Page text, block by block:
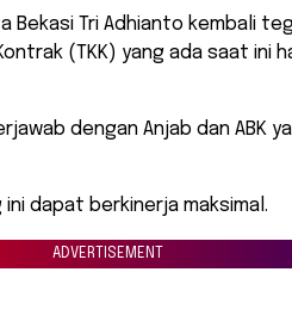
Bekasi Tri Adhianto kembali
(TKK) yang ada saat ini
dengan Anjab dan ABK
ini dapat berkinerja maksimal.
ADVERTISEMENT